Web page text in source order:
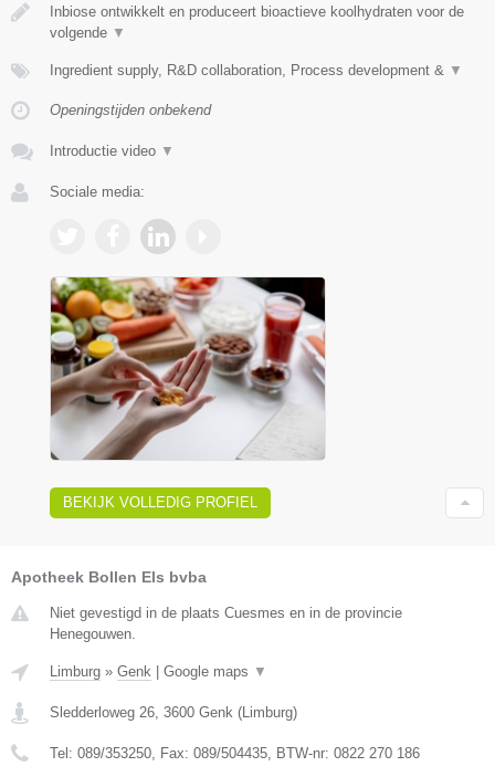
Inbiose ontwikkelt en produceert bioactieve koolhydraten voor de
volgende ▼
Ingredient supply, R&D collaboration, Process development & ▼
Openingstijden onbekend
Introductie video ▼
Sociale media:
BEKIJK VOLLEDIG PROFIEL
Apotheek Bollen Els bvba
Niet gevestigd in de plaats Cuesmes en in de provincie
Henegouwen.
Limburg » Genk | Google maps ▼
Sledderloweg 26 3600 Genk (Limburg)
Tel: 089/353250 , Fax: 089/504435 , BTW-nr: 0822 270 186